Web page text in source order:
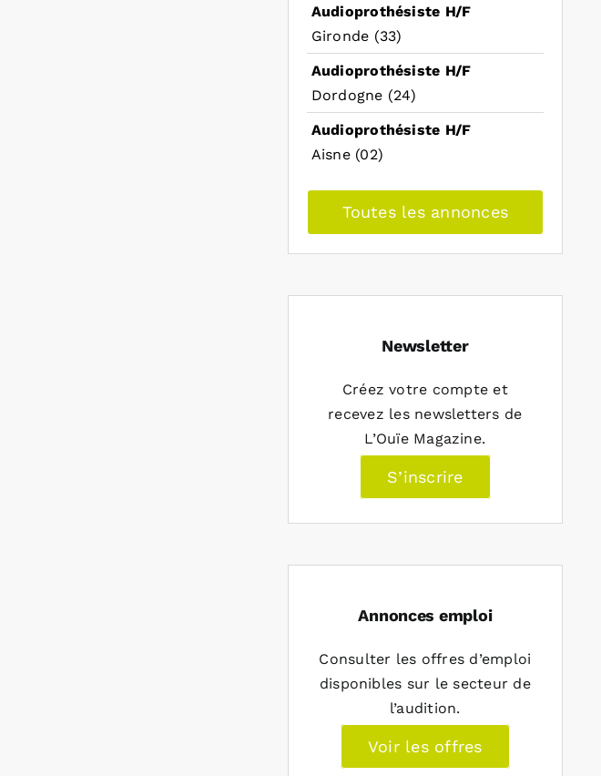
Audioprothésiste H/F
Gironde (33)
Audioprothésiste H/F
Dordogne (24)
Audioprothésiste H/F
Aisne (02)
Toutes les annonces
Newsletter
Créez votre compte et
recevez les newsletters de
L’Ouïe Magazine.
S’inscrire
Annonces emploi
Consulter les offres d’emploi
disponibles sur le secteur de
l’audition.
Voir les offres